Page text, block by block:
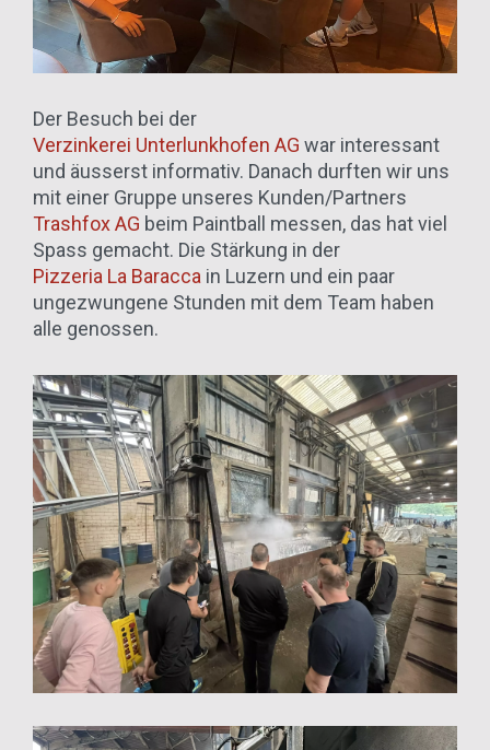
Der Besuch bei der
Verzinkerei Unterlunkhofen AG war interessant
und äusserst informativ. Danach durften wir uns
mit einer Gruppe unseres Kunden/Partners
Trashfox AG beim Paintball messen, das hat viel
Spass gemacht. Die Stärkung in der
Pizzeria La Baracca in Luzern und ein paar
ungezwungene Stunden mit dem Team haben
alle genossen.